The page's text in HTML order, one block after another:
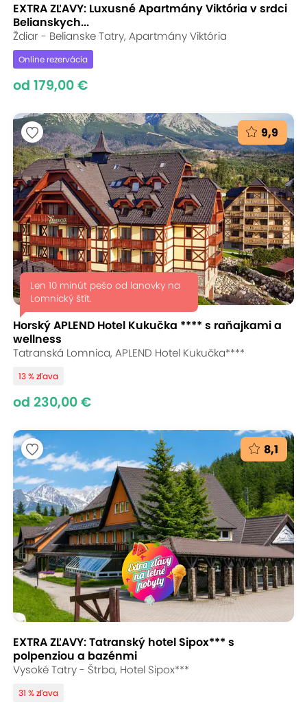
EXTRA ZĽAVY: Luxusné Apartmány Viktória v srdci
Belianskych...
Ždiar - Belianske Tatry, Apartmány Viktória
Online rezervácia
od 179,00 €
9,9
Len 10 minút pešo od lanovky na
Lomnický štít.
Horský APLEND Hotel Kukučka **** s raňajkami a
wellness
Tatranská Lomnica, APLEND Hotel Kukučka****
13 % zľava
od 230,00 €
8,1
EXTRA ZĽAVY: Tatranský hotel Sipox*** s
polpenziou a bazénmi
Vysoké Tatry - Štrba, Hotel Sipox***
31 % zľava